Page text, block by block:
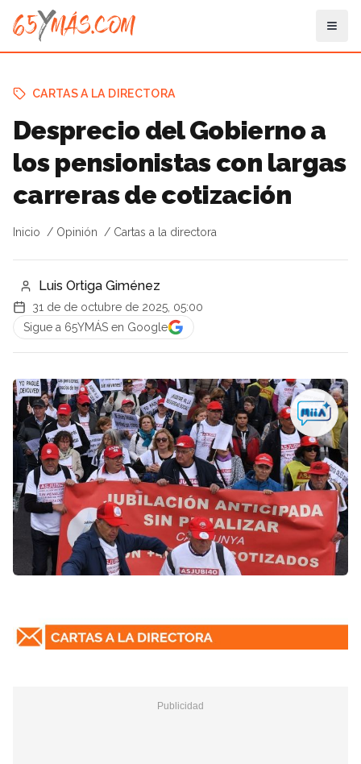
CARTAS A LA DIRECTORA
Desprecio del Gobierno a
los pensionistas con largas
carreras de cotización
Inicio Opinión Cartas a la directora
Luis Ortiga Giménez
31 de de octubre de 2025, 05:00
Sigue a 65YMÁS en Google